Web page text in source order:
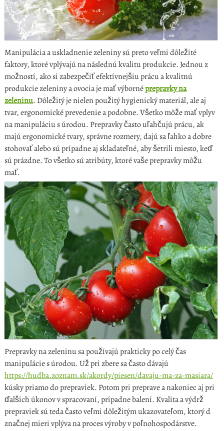
Manipulácia a uskladnenie zeleniny sú preto veľmi dôležité
faktory, ktoré vplývajú na následnú kvalitu produkcie. Jednou z
možností, ako si zabezpečiť efektívnejšiu prácu a kvalitnú
produkcie zeleniny a ovocia je mať výbornéprepravky na
zeleninu. Dôležitý je nielen použitý hygienický materiál, ale aj
tvar, ergonomické prevedenie a podobne. Všetko môže mať vplyv
na manipuláciu s úrodou. Prepravky často uľahčujú prácu, ak
majú ergonomické tvary, správne rozmery, dajú sa ľahko a dobre
stohovať alebo sú prípadne aj skladateľné, aby šetrili miesto, keď
sú prázdne. To všetko sú atribúty, ktoré vaše prepravky môžu
mať.
Prepravky na zeleninu sa používajú prakticky po celý čas
manipulácie s úrodou. Už pri zbere sa často dávajú
https://hudba.zoznam.sk/akordy/piesen/davaju-ma-za-masiara/
kúsky priamo do prepraviek. Potom pri preprave a nakoniec aj pri
ďalších úkonov v spracovaní, prípadne balení. Kvalita a výdrž
prepraviek sú teda často veľmi dôležitým ukazovateľom, ktorý d
značnej mieri vplýva na proces výroby v poľnohospodárstve.